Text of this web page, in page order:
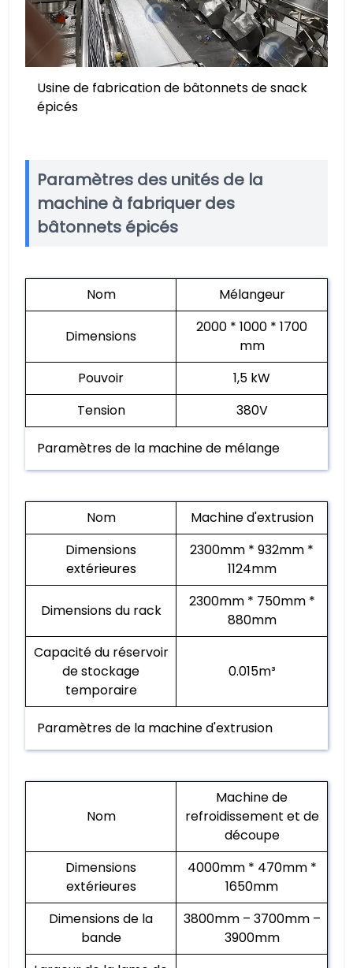
Usine de fabrication de bâtonnets de snack
épicés
Paramètres des unités de la
machine à fabriquer des
bâtonnets épicés
Nom Mélangeur
Dimensions
2000 * 1000 * 1700
mm
Pouvoir
1,5 kW
Tension
380V
Paramètres de la machine de mélange
Nom
Machine d'extrusion
Dimensions
extérieures
2300mm * 932mm *
1124mm
Dimensions du rack
2300mm * 750mm *
880mm
Capacité du réservoir
de stockage
temporaire
0.015m³
Paramètres de la machine d'extrusion
Nom
Machine de
refroidissement et de
découpe
Dimensions
extérieures
4000mm * 470mm *
1650mm
Dimensions de la
bande
3800mm – 3700mm –
3900mm